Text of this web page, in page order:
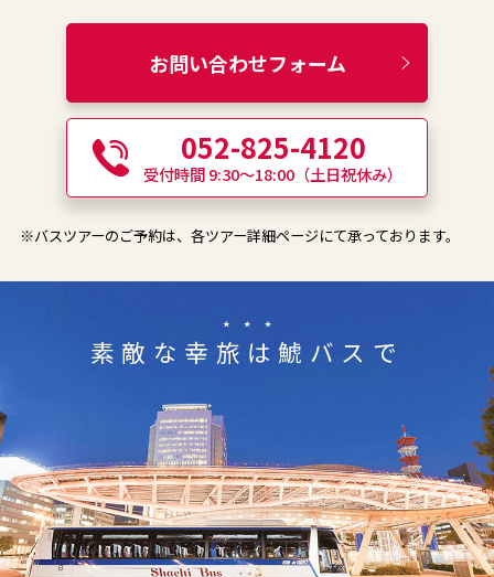
お問い合わせフォーム
052-825-4120
受付時間 9:30〜18:00（土日祝休み）
※バスツアーのご予約は、各ツアー詳細ページにて承っております。
素敵な幸旅は鯱バスで